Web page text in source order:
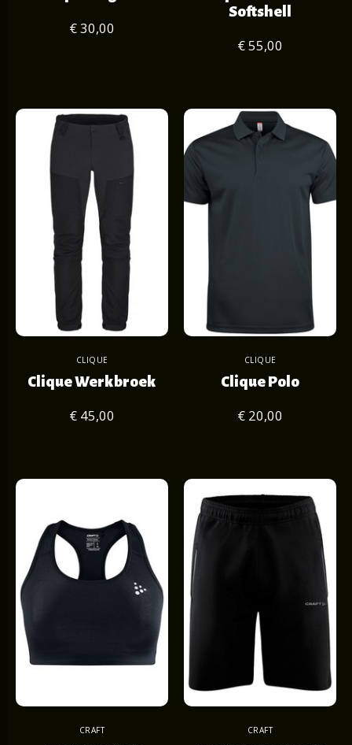
€ 30,00
Softshell
€ 55,00
CLIQUE
Clique Werkbroek
€ 45,00
CLIQUE
Clique Polo
€ 20,00
CRAFT CRAFT